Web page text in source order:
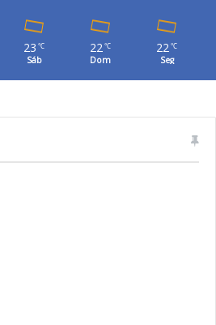
23 ℃
Sáb
22℃
Dom
22℃
Seg